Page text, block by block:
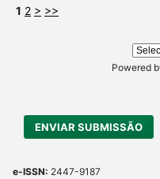
1 2 > >>
Powered
ENVIAR SUBMISSÃO
e-ISSN: 2447-9187